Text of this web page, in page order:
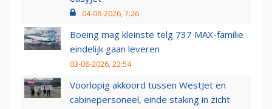
04-08-2026, 7:26
Boeing mag kleinste telg 737 MAX-familie
eindelijk gaan leveren
03-08-2026, 22:54
Voorlopig akkoord tussen WestJet en
cabinepersoneel, einde staking in zicht